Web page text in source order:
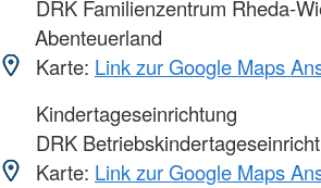
DRK Familienzentrum Rheda-
Abenteuerland
Karte: Link zur Google Maps
Kindertageseinrichtung
DRK
Karte: Link zur Google Maps